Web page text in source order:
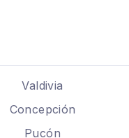
Valdivia
Concepción
Pucón